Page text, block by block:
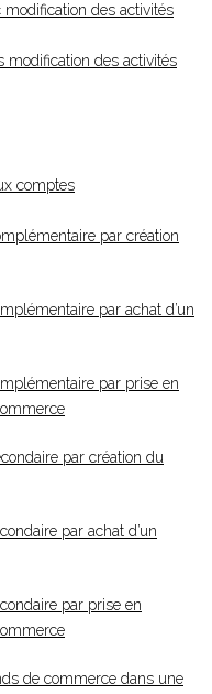
modification des activités
modification des activités
comptes
par création
par achat d’un
par prise en
par création du
par achat d’un
par prise en
de commerce dans une